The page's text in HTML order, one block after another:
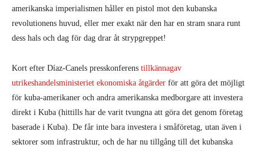
amerikanska imperialismen håller en pistol mot den kubanska
revolutionens huvud, eller mer exakt när den har en stram snara runt
dess hals och dag för dag drar åt strypgreppet!
Kort efter Díaz-Canels presskonferens tillkännagav
utrikeshandelsministeriet ekonomiska åtgärder för att göra det möjligt
för kuba-amerikaner och andra amerikanska medborgare att investera
direkt i Kuba (hittills har de varit tvungna att göra det genom företag
baserade i Kuba). De får inte bara investera i småföretag, utan även i
sektorer som infrastruktur, och de har nu tillgång till det kubanska